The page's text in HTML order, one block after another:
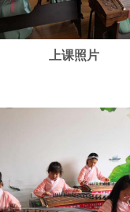
上课照片